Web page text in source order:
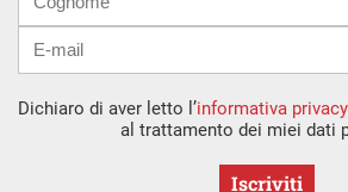
Dichiaro di aver letto l’informativa privacy
al trattamento dei miei dati
Iscriviti